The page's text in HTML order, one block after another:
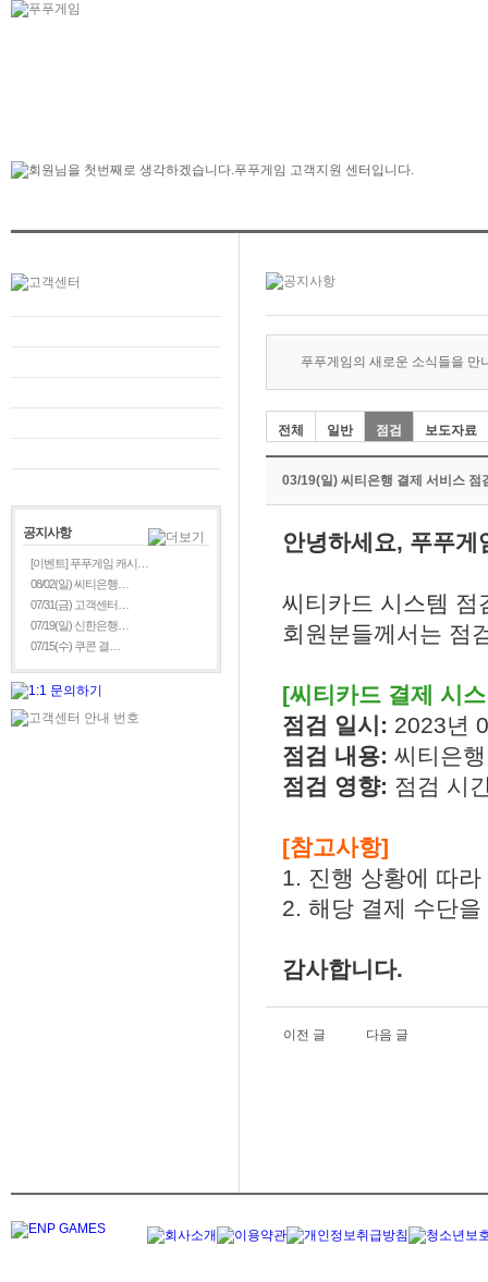
공지사항
[이벤트] 푸푸게임 캐시…
08/02(일) 씨티은행…
07/31(금) 고객센터…
07/19(일) 신한은행…
07/15(수) 쿠콘 결…
푸푸게임의 새로운 소식들을 만
전체 일반 점검 보도자료
03/19(일) 씨티은행 결제 서비스 점
안녕하세요, 푸푸게
씨티카드 시스템 점
회원분들께서는 점
[씨티카드 결제 시
점검 일시: 2023년
점검 내용: 씨티은
점검 영향: 점검 시
[참고사항]
1. 진행 상황에 따
2. 해당 결제 수단
감사합니다.
이전 글 다음 글